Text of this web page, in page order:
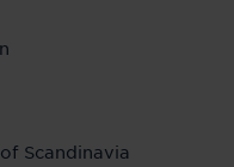
Scandinavia